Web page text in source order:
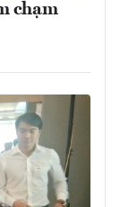
chạm